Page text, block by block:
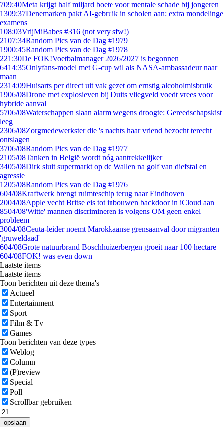
709:40Meta krijgt half miljard boete voor mentale schade bij jongeren
1309:37Denemarken pakt AI-gebruik in scholen aan: extra mondelinge
examens
108:03VrijMiBabes #316 (not very sfw!)
2107:34Random Pics van de Dag #1979
1900:45Random Pics van de Dag #1978
221:30De FOK!Voetbalmanager 2026/2027 is begonnen
6414:35Onlyfans-model met G-cup wil als NASA-ambassadeur naar
maan
2314:09Huisarts per direct uit vak gezet om ernstig alcoholmisbruik
1906/08Drone met explosieven bij Duits vliegveld voedt vrees voor
hybride aanval
5706/08Waterschappen slaan alarm wegens droogte: Gereedschapskist
leeg
2306/08Zorgmedewerkster die 's nachts haar vriend bezocht terecht
ontslagen
3706/08Random Pics van de Dag #1977
2105/08Tanken in België wordt nóg aantrekkelijker
3405/08Dirk sluit supermarkt op de Wallen na golf van diefstal en
agressie
1205/08Random Pics van de Dag #1976
604/08Kraftwerk brengt ruimteschip terug naar Eindhoven
2004/08Apple vecht Britse eis tot inbouwen backdoor in iCloud aan
8504/08'Witte' mannen discrimineren is volgens OM geen enkel
probleem
3004/08Ceuta-leider noemt Marokkaanse grensaanval door migranten
'gruweldaad'
604/08Grote natuurbrand Boschhuizerbergen groeit naar 100 hectare
604/08FOK! was even down
Laatste items
Laatste items
Toon berichten uit deze thema's
Actueel
Entertainment
Sport
Film & Tv
Games
Toon berichten van deze types
Weblog
Column
(P)review
Special
Poll
Scrollbar gebruiken
opslaan